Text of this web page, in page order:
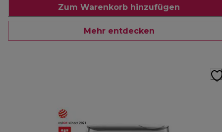
Zum Warenkorb hinzufügen
Mehr entdecken